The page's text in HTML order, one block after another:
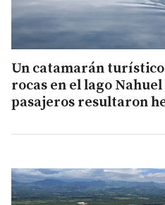
Un catamarán
rocas en el lago
pasajeros resultaron